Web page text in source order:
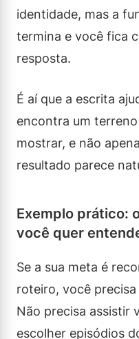
identidade, mas a
termina e você fica
resposta.
É aí que a escrita
encontra um
mostrar, e não
resultado parece
Exemplo prático:
você quer
Se a sua meta é
roteiro, você
Não precisa assistir
escolher episódios